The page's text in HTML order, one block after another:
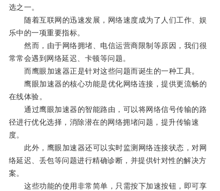
选之一。
随着互联网的迅速发展，网络速度成为了人们工作、娱
乐中的一项重要指标。
然而，由于网络拥堵、电信运营商限制等原因，我们很
常常会遇到网络延迟、卡顿等问题。
而鹰眼加速器正是针对这些问题而诞生的一种工具。
鹰眼加速器的核心功能是优化网络连接，提供更流畅的
在线体验。
通过鹰眼加速器的智能路由，可以将网络信号传输的路
径进行优化选择，消除潜在的网络拥堵问题，提升传输速
度。
此外，鹰眼加速器还可以实时监测网络连接状态，对网
络延迟、丢包等问题进行精确诊断，并提供针对性的解决方
案。
这些功能的使用非常简单，只需按下加速按钮，即可享